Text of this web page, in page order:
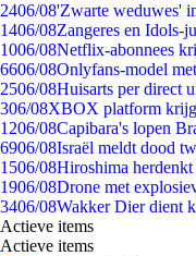
2406/08'Zwarte weduwes'
1406/08Zangeres en Idols-
1006/08Netflix-abonnees
6606/08Onlyfans-model
2506/08Huisarts per direct
306/08XBOX platform
1206/08Capibara's lopen
6906/08Israël meldt dood
1506/08Hiroshima
1906/08Drone met
3406/08Wakker Dier dient
Actieve items
Actieve items